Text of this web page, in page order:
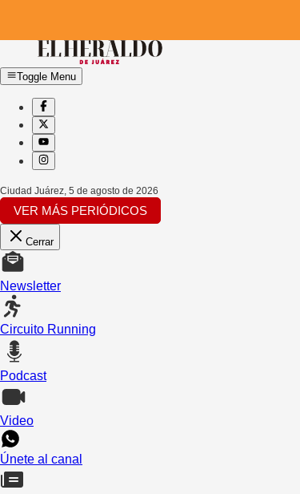
Toggle Menu
Ciudad Juárez 5 de agosto de 2026
VER MÁS PERIÓDICOS
Cerrar
Newsletter
Circuito Running
Podcast
Video
Únete al canal